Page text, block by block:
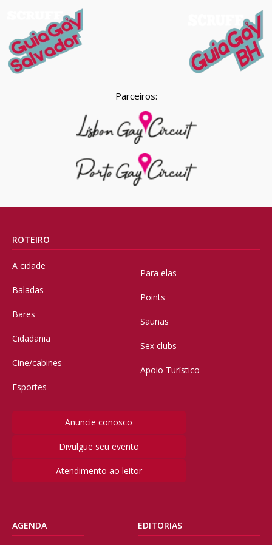
Parceiros:
ROTEIRO
A cidade
Baladas
Bares
Cidadania
Cine/cabines
Esportes
Para elas
Points
Saunas
Sex clubs
Apoio Turístico
Anuncie conosco
Divulgue seu evento
Atendimento ao leitor
AGENDA EDITORIAS